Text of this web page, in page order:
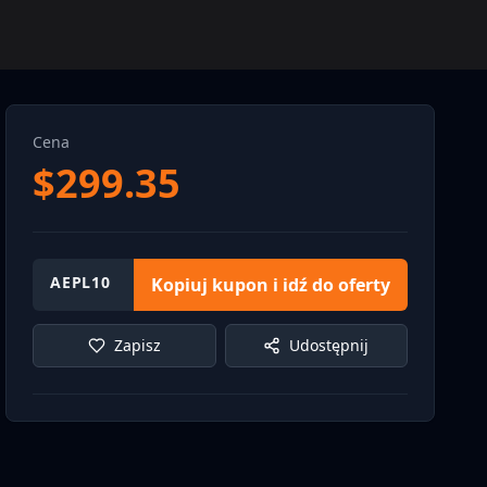
Cena
$299.35
AEPL10 Kopiuj kupon i idź do oferty
Zapisz Udostępnij